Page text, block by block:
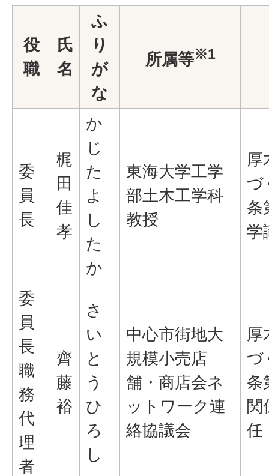
役
職
氏
名
ふ
り
が
な
所属等※1
委
員
長
梶
田
佳
孝
か
じ
た
よ
し
た
か
東海大学工学
部土木工学科
教授
厚
づ
条
学
委
員
長
職
務
代
理
者
齊
藤
裕
さ
い
と
う
ひ
ろ
し
中心市街地大
規模小売店
舗・商店会ネ
ットワーク連
絡協議会
厚
づ
条
関
任